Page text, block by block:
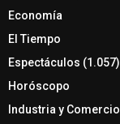
Economía
El Tiempo
Espectáculos (1.057)
Horóscopo
Industria y Comercio